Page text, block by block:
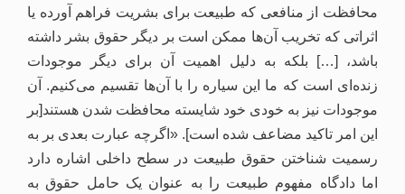
محافظت از منافعی که طبیعت برای بشریت فراهم آورده یا
اثراتی که تخریب آن‌ها ممکن است بر دیگر حقوق بشر داشته
باشد، […] بلکه به دلیل اهمیت آن برای دیگر موجودات
زنده‌ای است که ما این سیاره را با آن‌ها تقسیم می‌کنیم. آن
موجودات نیز به خودی خود شایسته محافظت شدن هستند[بر
این امر تاکید مضاعف شده است]. «اگرچه عبارت بعدی بر به
رسمیت شناختن حقوق طبیعت در سطح داخلی اشاره دارد
اما دادگاه مفهوم طبیعت را به عنوان یک حامل حقوق به